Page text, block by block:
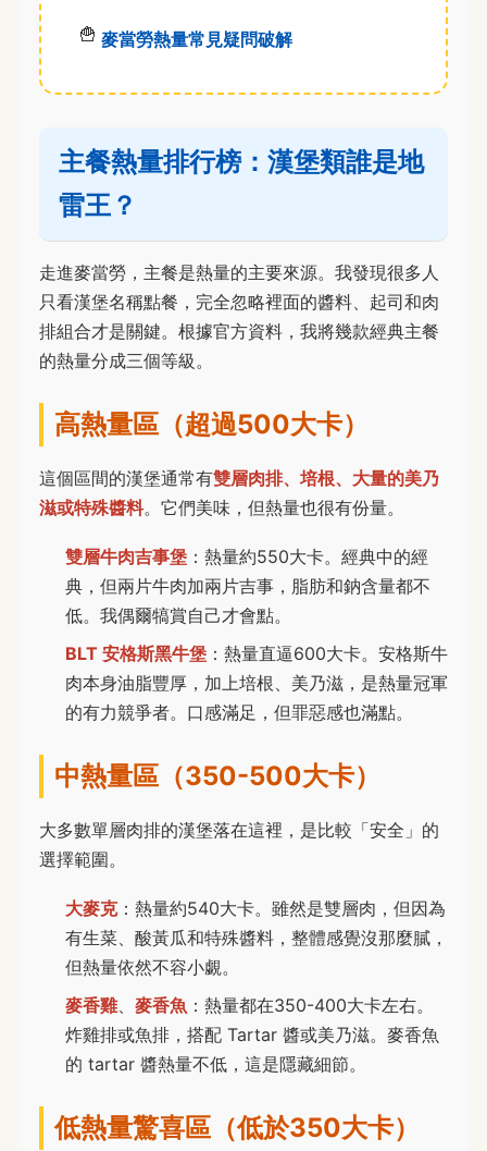
麥當勞熱量常見疑問破解
主餐熱量排行榜：漢堡類誰是地
雷王？
走進麥當勞，主餐是熱量的主要來源。我發現很多人
只看漢堡名稱點餐，完全忽略裡面的醬料、起司和肉
排組合才是關鍵。根據官方資料，我將幾款經典主餐
的熱量分成三個等級。
高熱量區（超過500大卡）
這個區間的漢堡通常有雙層肉排、培根、大量的美乃
滋或特殊醬料。它們美味，但熱量也很有份量。
雙層牛肉吉事堡 ：熱量約550大卡。經典中的經
典，但兩片牛肉加兩片吉事，脂肪和鈉含量都不
低。我偶爾犒賞自己才會點。
BLT 安格斯黑牛堡 ：熱量直逼600大卡。安格斯牛
肉本身油脂豐厚，加上培根、美乃滋，是熱量冠軍
的有力競爭者。口感滿足，但罪惡感也滿點。
中熱量區（350-500大卡）
大多數單層肉排的漢堡落在這裡，是比較「安全」的
選擇範圍。
大麥克：熱量約540大卡。雖然是雙層肉，但因為
有生菜、酸黃瓜和特殊醬料，整體感覺沒那麼膩，
但熱量依然不容小覷。
麥香雞、 麥香魚 ：熱量都在350-400大卡左右。
炸雞排或魚排，搭配 Tartar 醬或美乃滋。麥香魚
的 tartar 醬熱量不低，這是隱藏細節。
低熱量驚喜區（低於350大卡）